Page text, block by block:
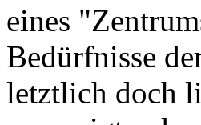
eines
Bedürfnisse
letztlich doch